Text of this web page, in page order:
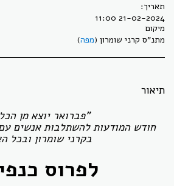
תאריך:
21-02-2024 11:00
מיקום
מתנ"ס קרני שומרון (מפה)
תיאור
"פברואר יוצא מן
חודש המודעות להשתלבות אנשים
בקרני שומרון ובכל
לפרוס